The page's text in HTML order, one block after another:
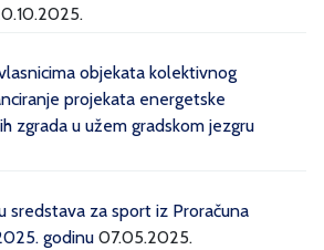
objekata kolektivnog
projekata energetske
zgrada u užem gradskom jezgru
sredstava za sport iz Proračuna
godinu 07.05.2025.